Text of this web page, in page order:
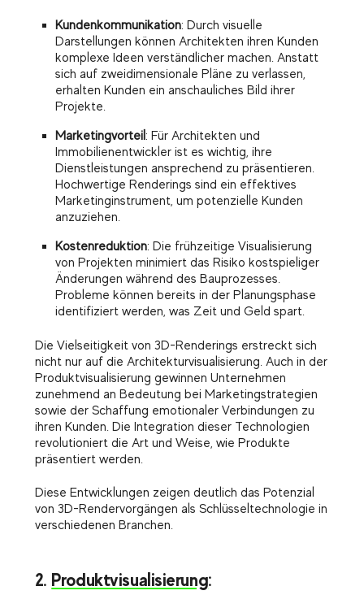
Kundenkommunikation: Durch visuelle
Darstellungen können Architekten ihren Kunden
komplexe Ideen verständlicher machen. Anstatt
sich auf zweidimensionale Pläne zu verlassen,
erhalten Kunden ein anschauliches Bild ihrer
Projekte.
Marketingvorteil : Für Architekten und
Immobilienentwickler ist es wichtig, ihre
Dienstleistungen ansprechend zu präsentieren.
Hochwertige Renderings sind ein effektives
Marketinginstrument, um potenzielle Kunden
anzuziehen.
Kostenreduktion: Die frühzeitige Visualisierung
von Projekten minimiert das Risiko kostspieliger
Änderungen während des Bauprozesses.
Probleme können bereits in der Planungsphase
identifiziert werden, was Zeit und Geld spart.
Die Vielseitigkeit von 3D-Renderings erstreckt sich
nicht nur auf die Architekturvisualisierung. Auch in der
Produktvisualisierung gewinnen Unternehmen
zunehmend an Bedeutung bei Marketingstrategien
sowie der Schaffung emotionaler Verbindungen zu
ihren Kunden. Die Integration dieser Technologien
revolutioniert die Art und Weise, wie Produkte
präsentiert werden.
Diese Entwicklungen zeigen deutlich das Potenzial
von 3D-Rendervorgängen als Schlüsseltechnologie in
verschiedenen Branchen.
2. Produktvisualisierung: